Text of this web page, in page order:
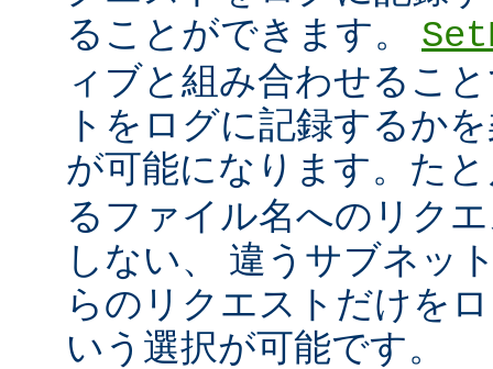
ることができます。
ィブと組み合わせるこ
トをログに記録するか
が可能になります。た
るファイル名へのリク
しない、 違うサブネッ
らのリクエストだけを
いう選択が可能です。